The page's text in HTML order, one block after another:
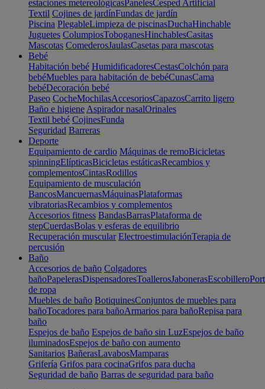
estaciones metereológicasPanelesCesped Artificial
Textil Cojines de jardínFundas de jardín
Piscina PlegableLimpieza de piscinasDuchaHinchable
Juguetes ColumpiosToboganesHinchablesCasitas
Mascotas ComederosJaulasCasetas para mascotas
Bebé
Habitación bebé HumidificadoresCestasColchón para
bebéMuebles para habitación de bebéCunasCama
bebéDecoración bebé
Paseo CocheMochilasAccesoriosCapazosCarrito ligero
Baño e higiene Aspirador nasalOrinales
Textil bebé CojinesFunda
Seguridad Barreras
Deporte
Equipamiento de cardio Máquinas de remoBicicletas
spinningElípticasBicicletas estáticasRecambios y
complementosCintasRodillos
Equipamiento de musculación
BancosMancuernasMáquinasPlataformas
vibratoriasRecambios y complementos
Accesorios fitness BandasBarrasPlataforma de
stepCuerdasBolas y esferas de equilibrio
Recuperación muscular ElectroestimulaciónTerapia de
percusión
Baño
Accesorios de baño Colgadores
bañoPapelerasDispensadoresToallerosJabonerasEscobillero
de ropa
Muebles de baño BotiquinesConjuntos de muebles para
bañoTocadores para bañoArmarios para bañoRepisa para
baño
Espejos de baño Espejos de baño sin LuzEspejos de baño
iluminadosEspejos de baño con aumento
Sanitarios BañerasLavabosMamparas
Grifería Grifos para cocinaGrifos para ducha
Seguridad de baño Barras de seguridad para baño